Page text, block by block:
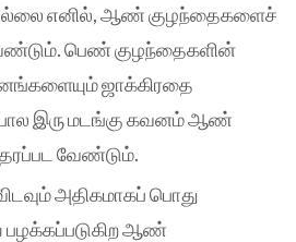
எனில், ஆண் குழந்தைகளைச்
பெண் குழந்தைகளின்
ஜாக்கிரதை
இரு மடங்கு கவனம் ஆண்
வேண்டும்.
அதிகமாகப் பொது
பழக்கப்படுகிற ஆண்